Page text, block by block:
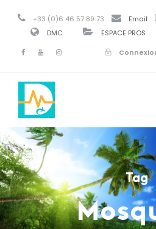
+33 (0)6 46 57 89 73 Email
DMC
ESPACE PROS
Tag